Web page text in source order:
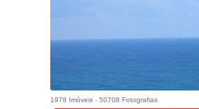
1978 Imóveis - 50708 Fotografias